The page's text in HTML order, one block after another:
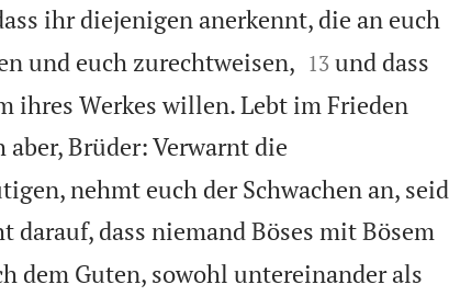
ihr diejenigen anerkennt, die an euch
und euch zurechtweisen, 

13 und dass
ihres Werkes willen. Lebt im Frieden
Brüder: Verwarnt die
nehmt euch der Schwachen an, seid
darauf, dass niemand Böses mit Bösem
dem Guten, sowohl untereinander als